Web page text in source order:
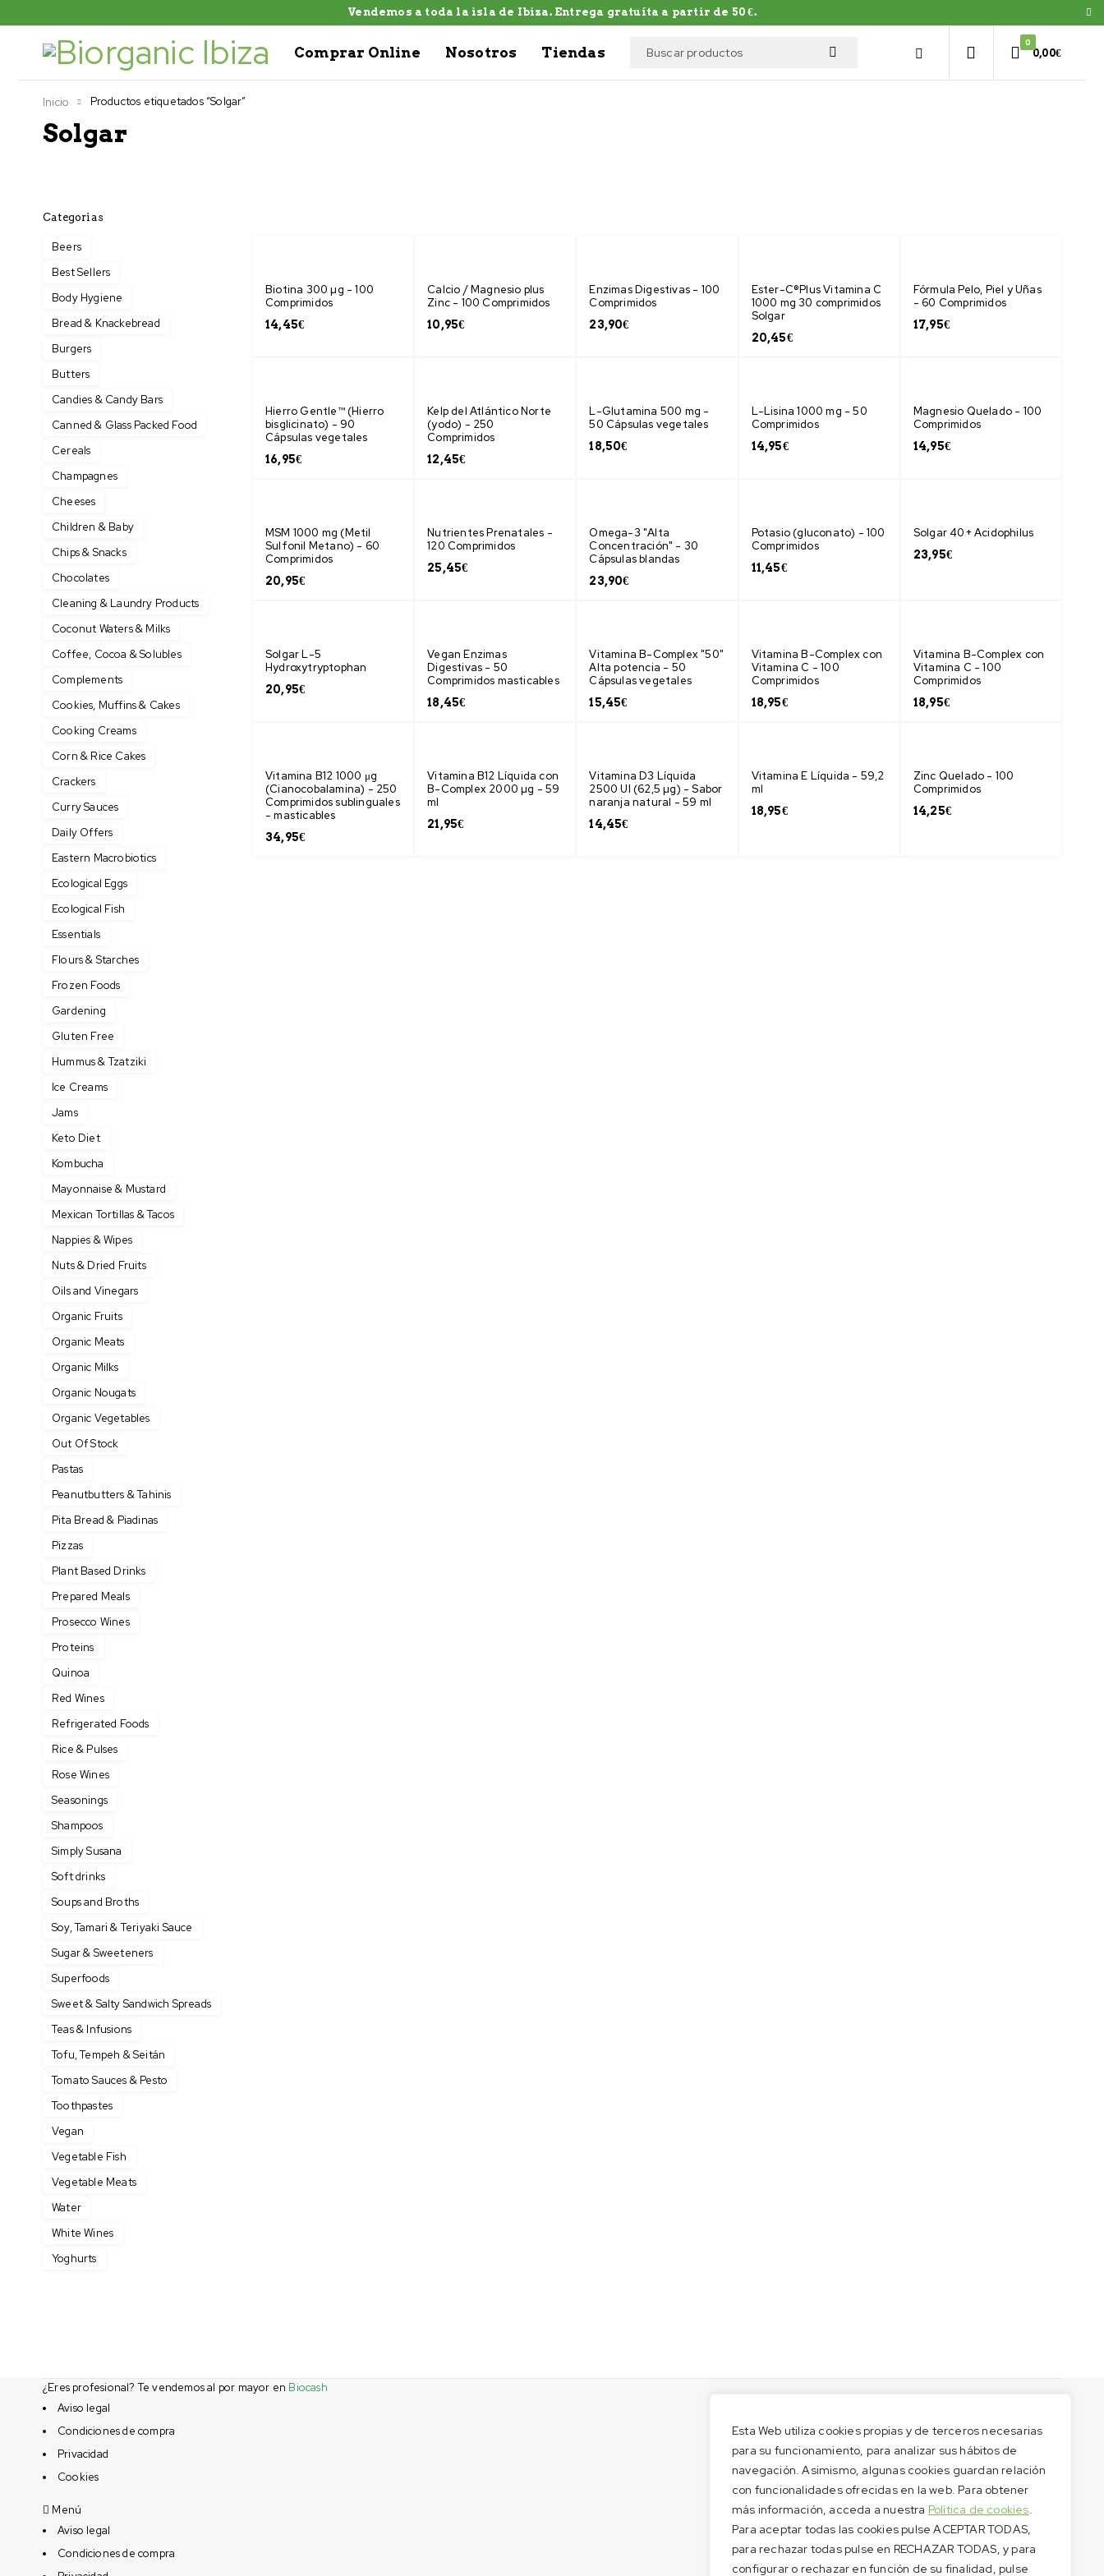
Esta Web utiliza cookies propias y de terceros necesarias
para su funcionamiento, para analizar sus hábitos de
navegación. Asimismo, algunas cookies guardan relación
con funcionalidades ofrecidas en la web. Para obtener
más información, acceda a nuestra Política de cookies.
Para aceptar todas las cookies pulse ACEPTAR TODAS,
para rechazar todas pulse en RECHAZAR TODAS, y para
configurar o rechazar en función de su finalidad, pulse
Vendemos a toda la isla de Ibiza. Entrega gratuíta a partir de 50 €.
Comprar Online Nosotros Tiendas
0
0,00€
Solgar
Inicio Productos etiquetados “Solgar”
Categorias
Beers
Best Sellers
Body Hygiene
Bread & Knackebread
Burgers
Butters
Candies & Candy Bars
Canned & Glass Packed Food
Cereals
Champagnes
Cheeses
Children & Baby
Chips & Snacks
Chocolates
Cleaning & Laundry Products
Coconut Waters & Milks
Coffee, Cocoa & Solubles
Complements
Cookies, Muffins & Cakes
Cooking Creams
Corn & Rice Cakes
Crackers
Curry Sauces
Daily Offers
Eastern Macrobiotics
Ecological Eggs
Ecological Fish
Essentials
Flours & Starches
Frozen Foods
Gardening
Gluten Free
Hummus & Tzatziki
Ice Creams
Jams
Keto Diet
Kombucha
Mayonnaise & Mustard
Mexican Tortillas & Tacos
Nappies & Wipes
Nuts & Dried Fruits
Oils and Vinegars
Organic Fruits
Organic Meats
Organic Milks
Organic Nougats
Organic Vegetables
Out Of Stock
Pastas
Peanutbutters & Tahinis
Pita Bread & Piadinas
Pizzas
Plant Based Drinks
Prepared Meals
Prosecco Wines
Proteins
Quinoa
Red Wines
Refrigerated Foods
Rice & Pulses
Rose Wines
Seasonings
Shampoos
Simply Susana
Soft drinks
Soups and Broths
Soy, Tamari & Teriyaki Sauce
Sugar & Sweeteners
Superfoods
Sweet & Salty Sandwich Spreads
Teas & Infusions
Tofu, Tempeh & Seitán
Tomato Sauces & Pesto
Toothpastes
Vegan
Vegetable Fish
Vegetable Meats
Water
White Wines
Yoghurts
Biotina 300 µg - 100
Comprimidos
14,45€
Calcio / Magnesio plus
Zinc - 100 Comprimidos
10,95€
Enzimas Digestivas - 100
Comprimidos
23,90€
Ester-C®Plus Vitamina C
1000 mg 30 comprimidos
Solgar
20,45€
Fórmula Pelo, Piel y Uñas
- 60 Comprimidos
17,95€
Hierro Gentle™ (Hierro
bisglicinato) - 90
Cápsulas vegetales
16,95€
Kelp del Atlántico Norte
(yodo) - 250
Comprimidos
12,45€
L-Glutamina 500 mg -
50 Cápsulas vegetales
18,50€
L-Lisina 1000 mg - 50
Comprimidos
14,95€
Magnesio Quelado - 100
Comprimidos
14,95€
MSM 1000 mg (Metil
Sulfonil Metano) - 60
Comprimidos
20,95€
Nutrientes Prenatales -
120 Comprimidos
25,45€
Omega-3 "Alta
Concentración" - 30
Cápsulas blandas
23,90€
Potasio (gluconato) - 100
Comprimidos
11,45€
Solgar 40+ Acidophilus
23,95€
Solgar L-5
Hydroxytryptophan
20,95€
Vegan Enzimas
Digestivas - 50
Comprimidos masticables
18,45€
Vitamina B-Complex "50"
Alta potencia - 50
Cápsulas vegetales
15,45€
Vitamina B-Complex con
Vitamina C - 100
Comprimidos
18,95€
Vitamina B-Complex con
Vitamina C - 100
Comprimidos
18,95€
Vitamina B12 1000 μg
(Cianocobalamina) - 250
Comprimidos sublinguales
- masticables
34,95€
Vitamina B12 Líquida con
B-Complex 2000 µg - 59
ml
21,95€
Vitamina D3 Líquida
2500 UI (62,5 µg) - Sabor
naranja natural - 59 ml
14,45€
Vitamina E Líquida - 59,2
ml
18,95€
Zinc Quelado - 100
Comprimidos
14,25€
¿Eres profesional? Te vendemos al por mayor en Biocash
Aviso legal
Condiciones de compra
Privacidad
Cookies
Menú
Aviso legal
Condiciones de compra